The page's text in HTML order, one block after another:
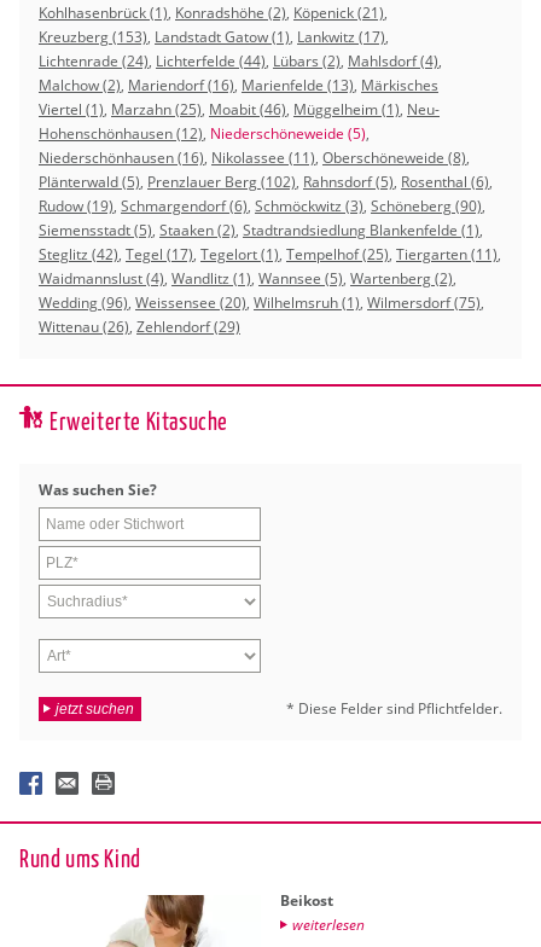
Kohlhasenbrück (1), Konradshöhe (2), Köpenick (21),
Kreuzberg (153), Landstadt Gatow (1), Lankwitz (17),
Lichtenrade (24), Lichterfelde (44), Lübars (2), Mahlsdorf (4),
Malchow (2), Mariendorf (16), Marienfelde (13), Märkisches
Viertel (1), Marzahn (25), Moabit (46), Müggelheim (1), Neu-
Hohenschönhausen (12), Niederschöneweide (5),
Niederschönhausen (16), Nikolassee (11), Oberschöneweide (8),
Plänterwald (5), Prenzlauer Berg (102), Rahnsdorf (5), Rosenthal (6),
Rudow (19), Schmargendorf (6), Schmöckwitz (3), Schöneberg (90),
Siemensstadt (5), Staaken (2), Stadtrandsiedlung Blankenfelde (1),
Steglitz (42), Tegel (17), Tegelort (1), Tempelhof (25), Tiergarten (11),
Waidmannslust (4), Wandlitz (1), Wannsee (5), Wartenberg (2),
Wedding (96), Weissensee (20), Wilhelmsruh (1), Wilmersdorf (75),
Wittenau (26), Zehlendorf (29)
Erweiterte Kitasuche
Was su­chen Sie?
jetzt suchen * Diese Fel­der sind Pflicht­fel­der.
Rund ums Kind
Bei­kost
wei­ter­le­sen